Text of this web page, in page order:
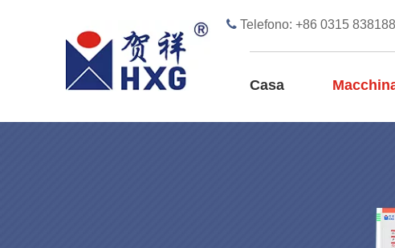
 Telefono: +86 0315
Casa